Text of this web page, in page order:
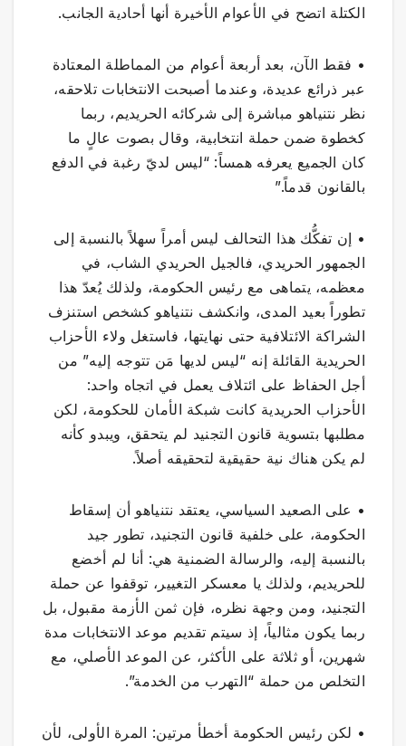
الكتلة اتضح في الأعوام الأخيرة أنها أحادية الجانب.
• فقط الآن، بعد أربعة أعوام من المماطلة المعتادة
عبر ذرائع عديدة، وعندما أصبحت الانتخابات تلاحقه،
نظر نتنياهو مباشرة إلى شركائه الحريديم، ربما
كخطوة ضمن حملة انتخابية، وقال بصوت عالٍ ما
كان الجميع يعرفه همساً: “ليس لديّ رغبة في الدفع
بالقانون قدماً.”
• إن تفكُّك هذا التحالف ليس أمراً سهلاً بالنسبة إلى
الجمهور الحريدي، فالجيل الحريدي الشاب، في
معظمه، يتماهى مع رئيس الحكومة، ولذلك يُعدّ هذا
تطوراً بعيد المدى، وانكشف نتنياهو كشخص استنزف
الشراكة الائتلافية حتى نهايتها، فاستغل ولاء الأحزاب
الحريدية القائلة إنه “ليس لديها مَن تتوجه إليه” من
أجل الحفاظ على ائتلاف يعمل في اتجاه واحد:
الأحزاب الحريدية كانت شبكة الأمان للحكومة، لكن
مطلبها بتسوية قانون التجنيد لم يتحقق، ويبدو كأنه
لم يكن هناك نية حقيقية لتحقيقه أصلاً.
• على الصعيد السياسي، يعتقد نتنياهو أن إسقاط
الحكومة، على خلفية قانون التجنيد، تطور جيد
بالنسبة إليه، والرسالة الضمنية هي: أنا لم أخضع
للحريديم، ولذلك يا معسكر التغيير، توقفوا عن حملة
التجنيد، ومن وجهة نظره، فإن ثمن الأزمة مقبول، بل
ربما يكون مثالياً، إذ سيتم تقديم موعد الانتخابات مدة
شهرين، أو ثلاثة على الأكثر، عن الموعد الأصلي، مع
التخلص من حملة “التهرب من الخدمة”.
• لكن رئيس الحكومة أخطأ مرتين: المرة الأولى، لأن